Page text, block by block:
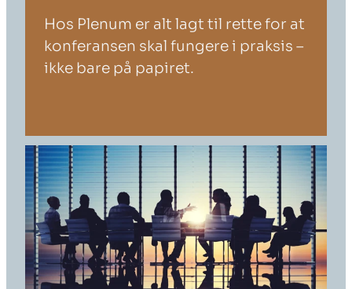
Hos Plenum er alt lagt til rette for at
konferansen skal fungere i praksis –
ikke bare på papiret.